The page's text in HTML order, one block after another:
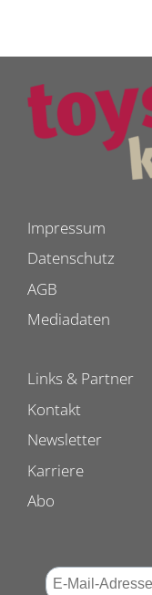
Impressum
Datenschutz
AGB
Mediadaten
Links & Partner
Kontakt
Newsletter
Karriere
Abo